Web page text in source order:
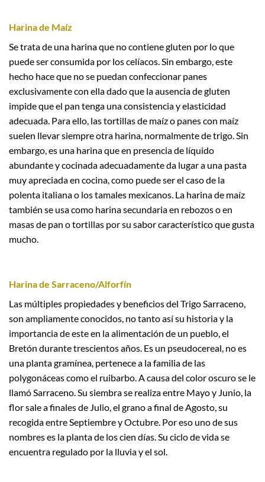
Harina de Maíz
Se trata de una harina que no contiene gluten por lo que
puede ser consumida por los celíacos. Sin embargo, este
hecho hace que no se puedan confeccionar panes
exclusivamente con ella dado que la ausencia de gluten
impide que el pan tenga una consistencia y elasticidad
adecuada. Para ello, las tortillas de maíz o panes con maíz
suelen llevar siempre otra harina, normalmente de trigo. Sin
embargo, es una harina que en presencia de líquido
abundante y cocinada adecuadamente da lugar a una pasta
muy apreciada en cocina, como puede ser el caso de la
polenta italiana o los tamales mexicanos. La harina de maíz
también se usa como harina secundaria en rebozos o en
masas de pan o tortillas por su sabor característico que gusta
mucho.
Harina de Sarraceno/Alforfín
Las múltiples propiedades y beneficios del Trigo Sarraceno,
son ampliamente conocidos, no tanto así su historia y la
importancia de este en la alimentación de un pueblo, el
Bretón durante trescientos años. Es un pseudocereal, no es
una planta gramínea, pertenece a la familia de las
polygonáceas como el ruibarbo. A causa del color oscuro se le
llamó Sarraceno. Su siembra se realiza entre Mayo y Junio, la
flor sale a finales de Julio, el grano a final de Agosto, su
recogida entre Septiembre y Octubre. Por eso uno de sus
nombres es la planta de los cien días. Su ciclo de vida se
encuentra regulado por la lluvia y el sol.